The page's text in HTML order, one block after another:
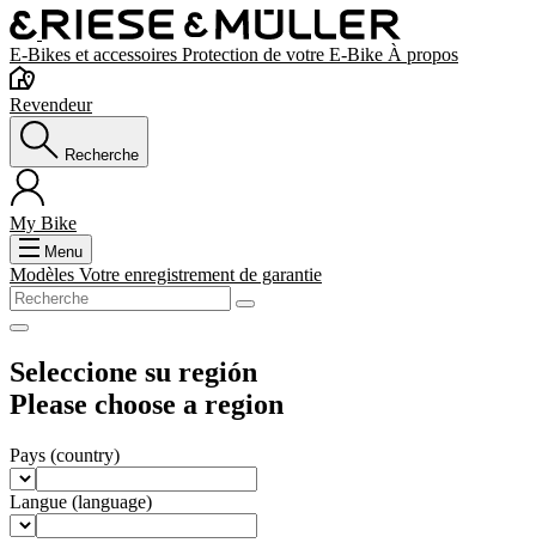
E-Bikes et accessoires Protection de votre E-Bike À propos
Revendeur
Recherche
My Bike
Menu
Modèles Votre enregistrement de garantie
Seleccione su región
Please choose a region
Pays (country)
Langue (language)